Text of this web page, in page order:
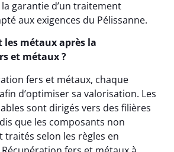
garantie d’un traitement
aux exigences du Pélissanne.
les métaux après la
et métaux ?
fers et métaux, chaque
d’optimiser sa valorisation. Les
sont dirigés vers des filières
que les composants non
traités selon les règles en